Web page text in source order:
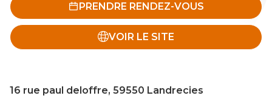
PRENDRE RENDEZ-VOUS
VOIR LE SITE
16 rue paul deloffre, 59550 Landrecies